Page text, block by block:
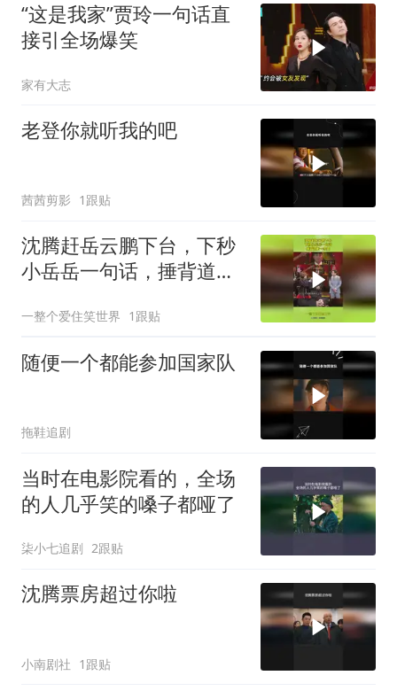
“这是我家”贾玲一句话直
接引全场爆笑
家有大志
老登你就听我的吧
茜茜剪影 1跟贴
沈腾赶岳云鹏下台，下秒
小岳岳一句话，捶背道歉
一整个爱住笑世界 1跟贴
随便一个都能参加国家队
拖鞋追剧
当时在电影院看的，全场
的人几乎笑的嗓子都哑了
柒小七追剧 2跟贴
沈腾票房超过你啦
小南剧社 1跟贴